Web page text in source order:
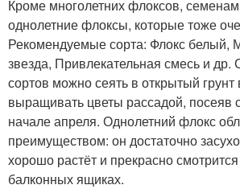
Кроме многолетних флоксов,
однолетние флоксы, которые тоже
Рекомендуемые сорта: Флокс
звезда, Привлекательная смесь и др.
сортов можно сеять в открытый
выращивать цветы рассадой, посеяв
начале апреля. Однолетний флокс
преимуществом: он достаточно
хорошо растёт и прекрасно
балконных ящиках.